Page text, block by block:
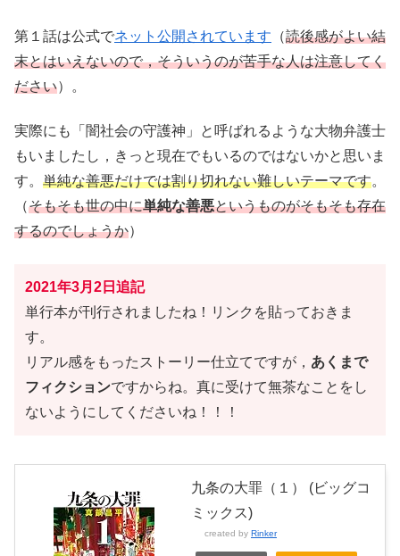
第１話は公式でネット公開されています （読後感がよい結
末とはいえないので，そういうのが苦手な人は注意してく
ださい）。
実際にも「闇社会の守護神」と呼ばれるような大物弁護士
もいましたし，きっと現在でもいるのではないかと思いま
す。 単純な善悪だけでは割り切れない難しいテーマです。
（そもそも世の中に単純な善悪というものがそもそも存在
するのでしょうか）
2021年3月2日追記
単行本が刊行されましたね！リンクを貼っておきま
す。
リアル感をもったストーリー仕立てですが， あくまで
フィクションですからね。真に受けて無茶なことをし
ないようにしてくださいね！！！
九条の大罪（１） (ビッグコ
ミックス)
created by Rinker